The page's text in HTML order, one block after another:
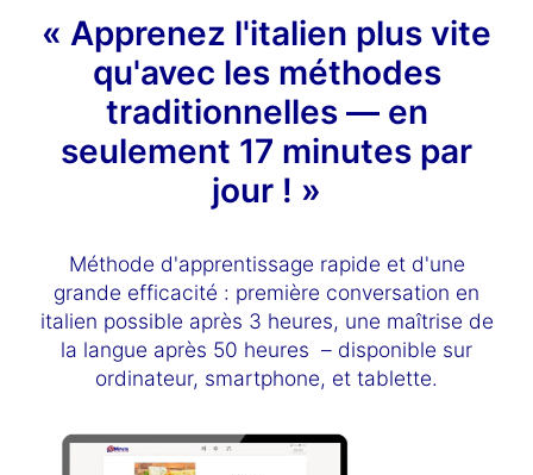
« Apprenez l'italien plus vite
qu'avec les méthodes
traditionnelles — en
seulement 17 minutes par
jour ! »
Méthode d'apprentissage rapide et d'une
grande efficacité : première conversation en
italien possible après 3 heures, une maîtrise de
la langue après 50 heures – disponible sur
ordinateur, smartphone, et tablette.